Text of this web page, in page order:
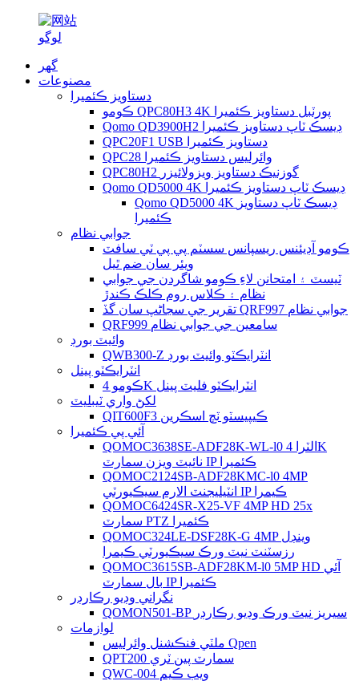
گھر
مصنوعات
دستاويز ڪئميرا
ڪومو QPC80H3 4K پورٽبل دستاويز ڪئميرا
Qomo QD3900H2 ڊيسڪ ٽاپ دستاويز ڪئميرا
QPC20F1 USB دستاويز ڪئميرا
QPC28 وائرليس دستاويز ڪئميرا
QPC80H2 گوزنيڪ دستاويز ويزولائيزر
Qomo QD5000 4K ڊيسڪ ٽاپ دستاويز ڪئميرا
Qomo QD5000 4K ڊيسڪ ٽاپ دستاويز
ڪئميرا
جوابي نظام
ڪومو آڊيئنس ريسپانس سسٽم پي پي ٽي سافٽ
ويئر سان ضم ٿيل
ٽيسٽ ۽ امتحانن لاءِ ڪومو شاگردن جي جوابي
نظام ۽ ڪلاس روم ڪلڪ ڪندڙ
تقرير جي سڃاڻپ سان گڏ QRF997 جوابي نظام
QRF999 سامعين جي جوابي نظام
وائيٽ بورڊ
QWB300-Z انٽرايڪٽو وائيٽ بورڊ
انٽرايڪٽو پينل
ڪومو 4K انٽرايڪٽو فليٽ پينل
لکڻ واري ٽيبليٽ
QIT600F3 ڪيپيسٽو ٽچ اسڪرين
آئي پي ڪئميرا
QOMOC3638SE-ADF28K-WL-l0 ​​الٽرا 4K
نائيٽ ويزن سمارٽ IP ڪئميرا
QOMOC2124SB-ADF28KMC-l0 4MP
انٽيليجنٽ الارم سيڪيورٽي IP ڪيمرا
QOMOC6424SR-X25-VF 4MP HD 25x
سمارٽ PTZ ڪئميرا
QOMOC324LE-DSF28K-G 4MP وينڊل
رزسٽنٽ نيٽ ورڪ سيڪيورٽي ڪيمرا
QOMOC3615SB-ADF28KM-l0 5MP HD آئي
بال سمارٽ IP ڪئميرا
نگراني وڊيو رڪارڊر
QOMON501-BP سيريز نيٽ ورڪ وڊيو رڪارڊر
لوازمات
ملٽي فنڪشنل وائرليس Qpen
QPT200 سمارٽ پين ٽري
QWC-004 ويب ڪيم